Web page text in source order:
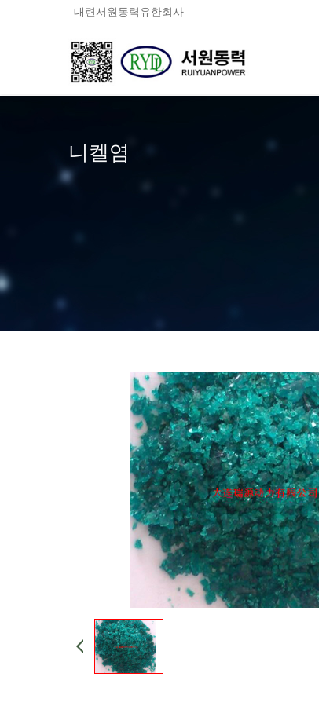
대련서원동력유한회사
니켈염